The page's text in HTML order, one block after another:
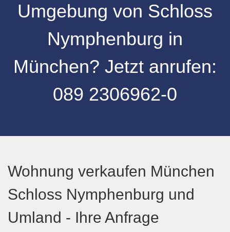
Umgebung von Schloss
Nymphenburg in
München? Jetzt anrufen:
089 2306962-0
Wohnung verkaufen München
Schloss Nymphenburg und
Umland - Ihre Anfrage